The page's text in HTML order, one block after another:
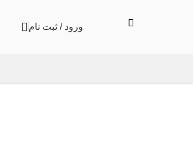
ورود / ثبت نام